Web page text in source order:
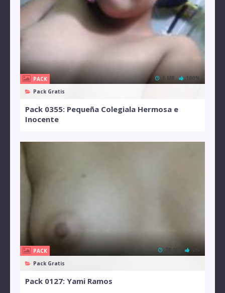
PACK
Pack Gratis
5 MB 100%
Pack 0355: Pequeña Colegiala Hermosa e
Inocente
PACK
Pack Gratis
70 MB
Pack 0127: Yami Ramos